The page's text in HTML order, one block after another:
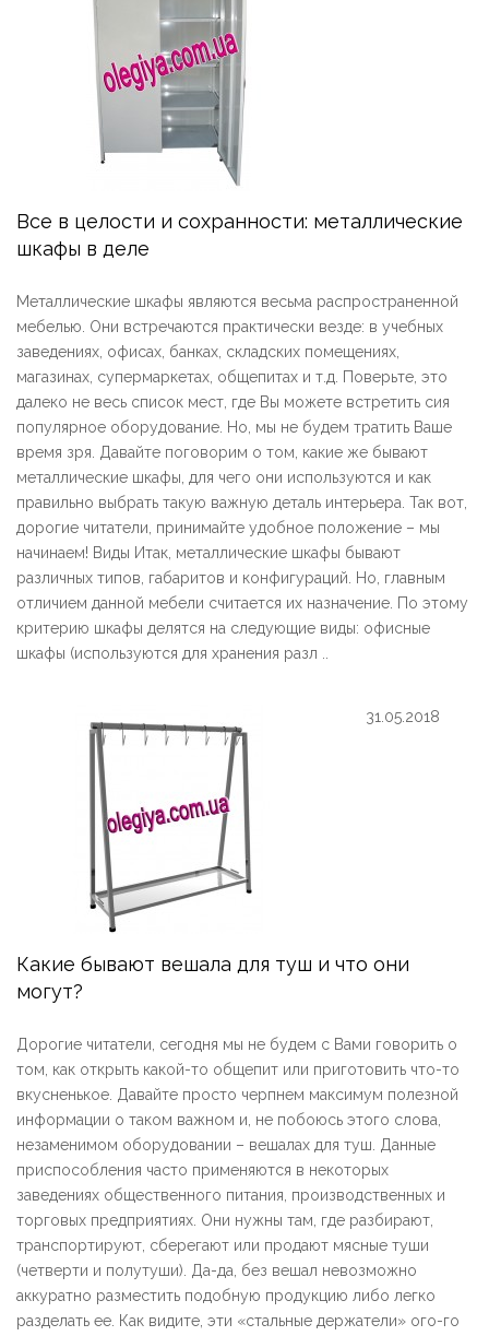
Все в целости и сохранности: металлические
шкафы в деле
Металлические шкафы являются весьма распространенной
мебелью. Они встречаются практически везде: в учебных
заведениях, офисах, банках, складских помещениях,
магазинах, супермаркетах, общепитах и т.д. Поверьте, это
далеко не весь список мест, где Вы можете встретить сия
популярное оборудование. Но, мы не будем тратить Ваше
время зря. Давайте поговорим о том, какие же бывают
металлические шкафы, для чего они используются и как
правильно выбрать такую важную деталь интерьера. Так вот,
дорогие читатели, принимайте удобное положение – мы
начинаем! Виды Итак, металлические шкафы бывают
различных типов, габаритов и конфигураций. Но, главным
отличием данной мебели считается их назначение. По этому
критерию шкафы делятся на следующие виды: офисные
шкафы (используются для хранения разл ..
31.05.2018
Какие бывают вешала для туш и что они
могут?
Дорогие читатели, сегодня мы не будем с Вами говорить о
том, как открыть какой-то общепит или приготовить что-то
вкусненькое. Давайте просто черпнем максимум полезной
информации о таком важном и, не побоюсь этого слова,
незаменимом оборудовании – вешалах для туш. Данные
приспособления часто применяются в некоторых
заведениях общественного питания, производственных и
торговых предприятиях. Они нужны там, где разбирают,
транспортируют, сберегают или продают мясные туши
(четверти и полутуши). Да-да, без вешал невозможно
аккуратно разместить подобную продукцию либо легко
разделать ее. Как видите, эти «стальные держатели» ого-го